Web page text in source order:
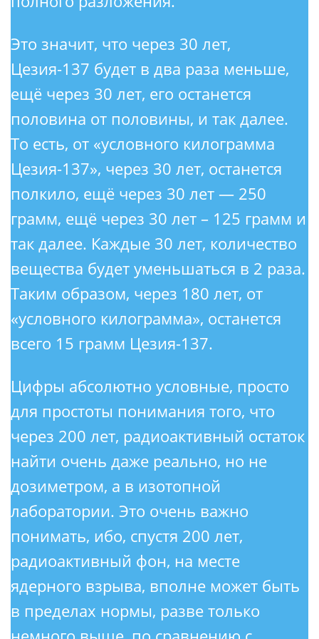
Это значит, что через 30 лет,
Цезия-137 будет в два раза меньше,
ещё через 30 лет, его останется
половина от половины, и так далее.
То есть, от «условного килограмма
Цезия-137», через 30 лет, останется
полкило, ещё через 30 лет — 250
грамм, ещё через 30 лет – 125 грамм и
так далее. Каждые 30 лет, количество
вещества будет уменьшаться в 2 раза.
Таким образом, через 180 лет, от
«условного килограмма», останется
всего 15 грамм Цезия-137.
Цифры абсолютно условные, просто
для простоты понимания того, что
через 200 лет, радиоактивный остаток
найти очень даже реально, но не
дозиметром, а в изотопной
лаборатории. Это очень важно
понимать, ибо, спустя 200 лет,
радиоактивный фон, на месте
ядерного взрыва, вполне может быть
в пределах нормы, разве только